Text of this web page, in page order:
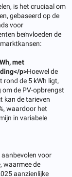
is het cruciaal om
gebaseerd op de
voor
beïnvloeden de
met
p>Hoewel de
rond de 5 kWh ligt,
de PV-opbrengst
kan de tarieven
waardoor het
in variabele
voor
waarmee de
aanzienlijke